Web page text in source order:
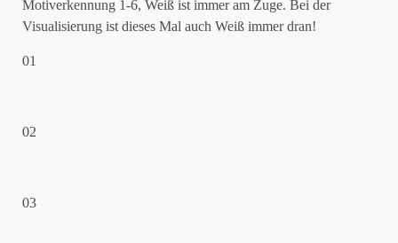
Motiverkennung 1-6, Weiß ist immer am Zuge. Bei der
Visualisierung ist dieses Mal auch Weiß immer dran!
01
02
03